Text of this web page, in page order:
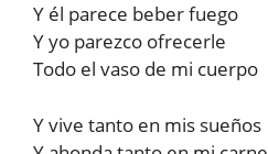
Y él parece beber fuego
Y yo parezco ofrecerle
Todo el vaso de mi cuerpo
Y vive tanto en mis sueños